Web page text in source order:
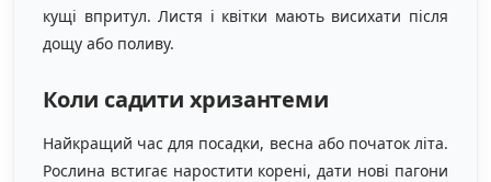
кущі впритул. Листя і квітки мають висихати після
дощу або поливу.
Коли садити хризантеми
Найкращий час для посадки, весна або початок літа.
Рослина встигає наростити корені, дати нові пагони